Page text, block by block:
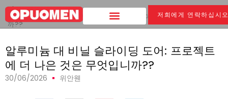
저희에게 연락하십시
집 >
알루미늄 대 비닐 슬라이딩 도어: 프로젝트에 더 나은 것은 무엇입니
까??
알루미늄 대 비닐 슬라이딩 도어: 프로젝트
에 더 나은 것은 무엇입니까??
30/06/2026 위안웬